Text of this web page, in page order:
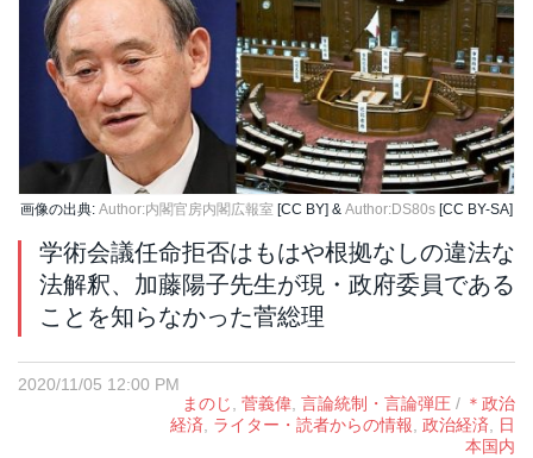
画像の出典: Author:内閣官房内閣広報室 [CC BY] & Author:DS80s [CC BY-SA]
学術会議任命拒否はもはや根拠なしの違法な
法解釈、加藤陽子先生が現・政府委員である
ことを知らなかった菅総理
2020/11/05 12:00 PM
まのじ, 菅義偉, 言論統制・言論弾圧 / ＊政治
経済, ライター・読者からの情報, 政治経済, 日
本国内